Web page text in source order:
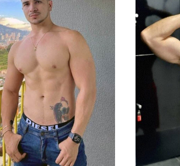
Тимофей
15000₽ 3000₽
80000₽
Западный (ЗАО)
Аннино